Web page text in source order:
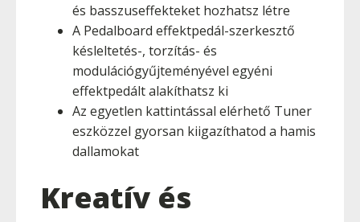
és basszuseffekteket hozhatsz létre
A Pedalboard effektpedál-szerkesztő
késleltetés-, torzítás- és
modulációgyűjteményével egyéni
effektpedált alakíthatsz ki
Az egyetlen kattintással elérhető Tuner
eszközzel gyorsan kiigazíthatod a hamis
dallamokat
Kreatív és